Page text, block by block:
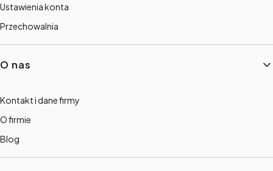
Ustawienia konta
Przechowalnia
O nas
Kontakt i dane firmy
O firmie
Blog